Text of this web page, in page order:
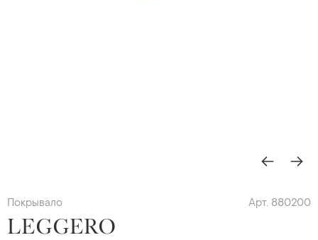
Покрывало Арт. 880200
LEGGERO